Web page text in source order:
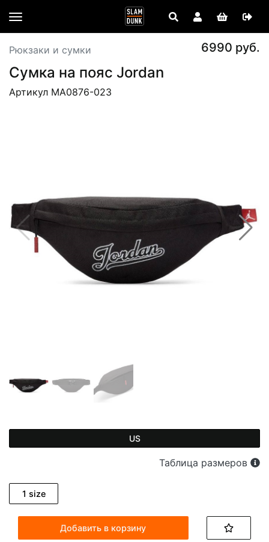
Рюкзаки и сумки 6990 руб.
Сумка на пояс Jordan
Артикул MA0876-023
US
Таблица размеров
1 size
Добавить в корзину